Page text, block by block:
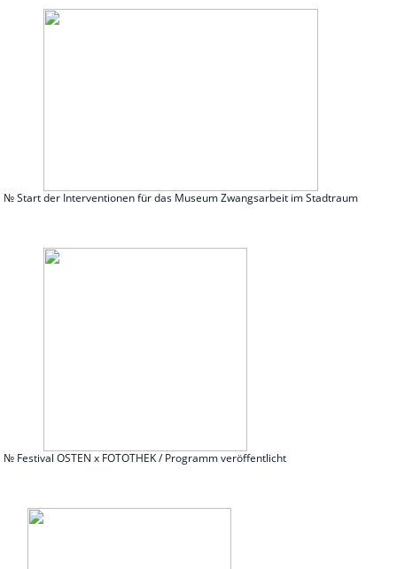
№ Start der Interventionen für das Museum Zwangsarbeit im Stadtraum
№ Festival OSTEN x FOTOTHEK / Programm veröffentlicht